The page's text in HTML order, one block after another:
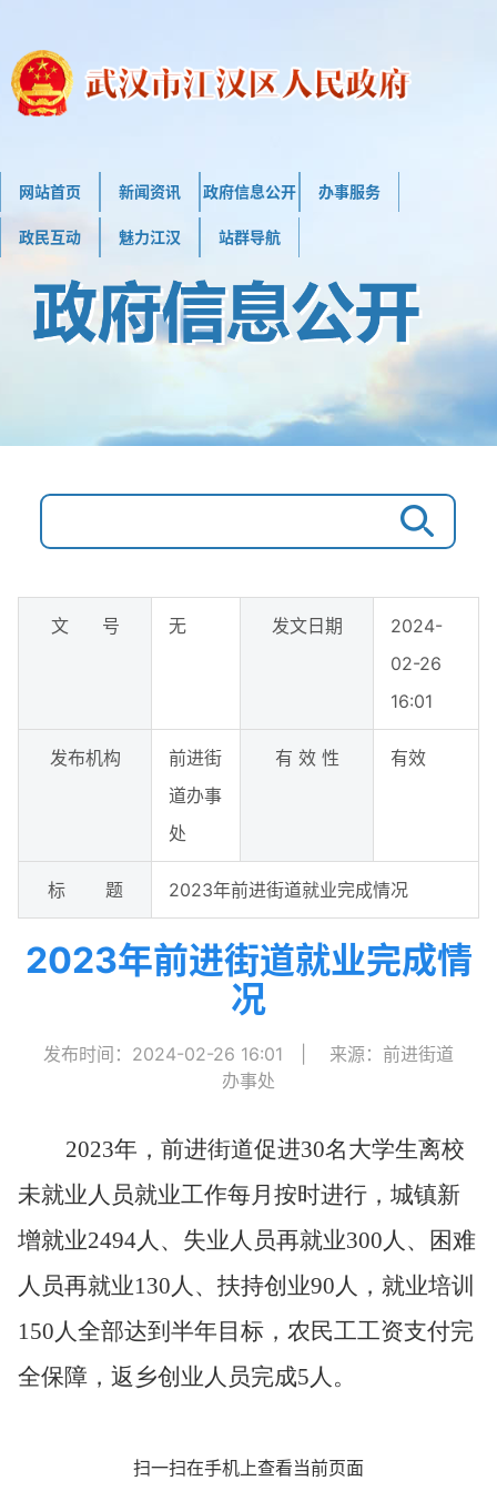
网站首页 新闻资讯 政府信息公开 办事服务
政民互动 魅力江汉 站群导航
文 号 无 发文日期
2024-
02-26
16:01
发布机构
前进街
道办事
处
有 效 性 有效
标 题 2023年前进街道就业完成情况
2023年前进街道就业完成情
况
发布时间：2024-02-26 16:01
来源：前进街道
办事处
2023年，前进街道促进30名大学生离校
未就业人员就业工作每月按时进行，城镇新
增就业2494人、失业人员再就业300人、困难
人员再就业130人、扶持创业90人，就业培训
150人全部达到半年目标，农民工工资支付完
全保障，返乡创业人员完成5人。
扫一扫在手机上查看当前页面